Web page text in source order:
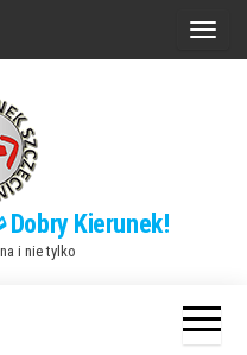
P
n
a
Kierunek!
i nie tylko